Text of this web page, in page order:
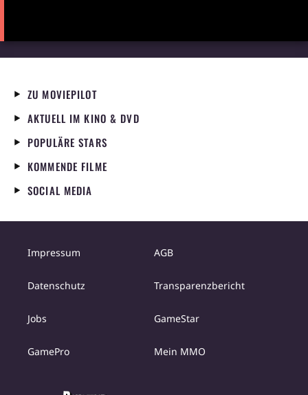
ZU MOVIEPILOT
AKTUELL IM KINO & DVD
POPULÄRE STARS
KOMMENDE FILME
SOCIAL MEDIA
Impressum AGB
Datenschutz Transparenzbericht
Jobs GameStar
GamePro Mein MMO